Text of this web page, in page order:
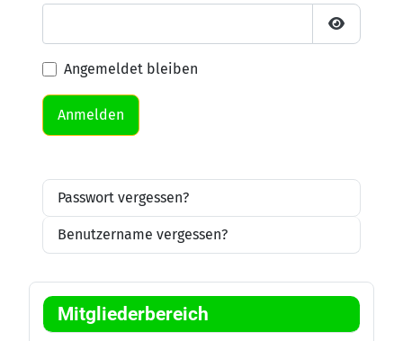
Passwort
Angemeldet bleiben
Anmelden
Passwort vergessen?
Benutzername vergessen?
Mitgliederbereich